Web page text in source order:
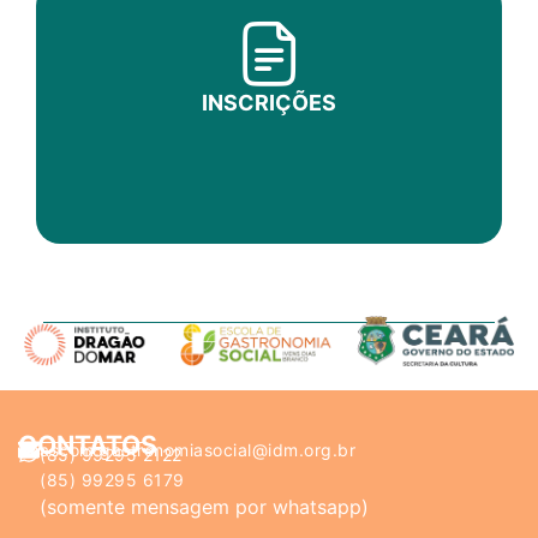
INSCRIÇÕES
CONTATOS
ascom.gastronomiasocial@idm.org.br
(85) 99295 2122
(85) 99295 6179
(somente mensagem por whatsapp)